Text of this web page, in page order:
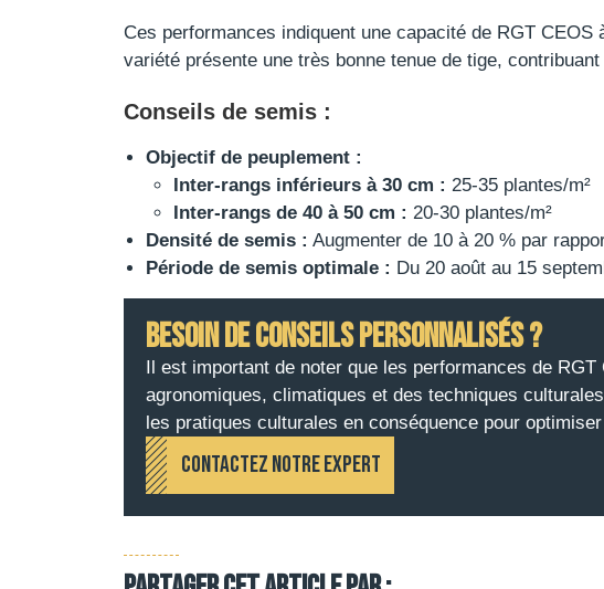
Ces performances indiquent une capacité de RGT
variété présente une très bonne tenue de tige,
Conseils de semis :
Objectif de peuplement :
Inter-rangs inférieurs à 30 cm : 25-35 plantes/m²
Inter-rangs de 40 à 50 cm : 20-30 plantes/m²
Densité de semis : Augmenter de 10 à 20 % par
Période de semis optimale : Du 20 août au 15
Besoin de conseils personnalisés ?
Il est important de noter que les performances de
agronomiques, climatiques et des techniques
les pratiques culturales en conséquence pour
CONTACTEZ NOTRE EXPERT